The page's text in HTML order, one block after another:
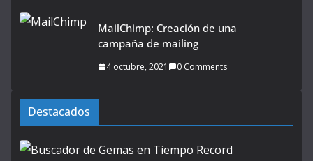
MailChimp: Creación de una
campaña de mailing
4 octubre, 2021 0 Comments
Destacados